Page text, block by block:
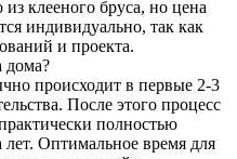
из клееного бруса, но цена
индивидуально, так как
и проекта.
дома?
происходит в первые 2-3
После этого процесс
полностью
лет. Оптимальное время для